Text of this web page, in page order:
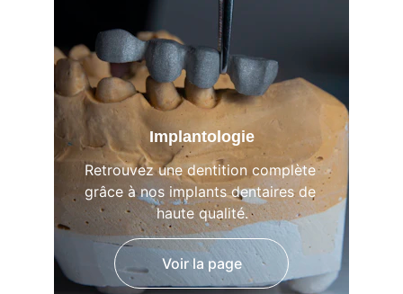
Implantologie
Retrouvez une dentition complète
grâce à nos implants dentaires de
haute qualité.
Voir la page